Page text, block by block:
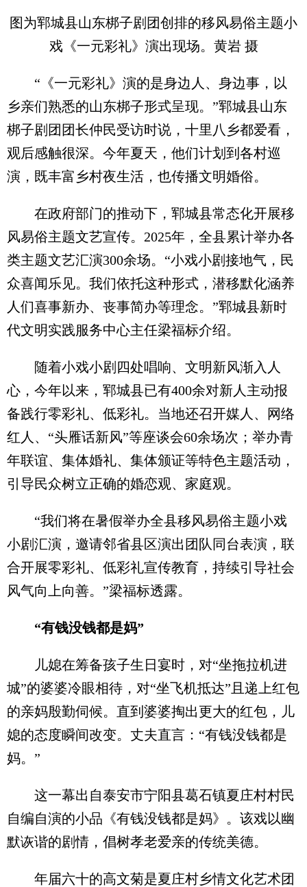
图为郓城县山东梆子剧团创排的移风易俗主题小
戏《一元彩礼》演出现场。黄岩 摄
“《一元彩礼》演的是身边人、身边事，以
乡亲们熟悉的山东梆子形式呈现。”郓城县山东
梆子剧团团长仲民受访时说，十里八乡都爱看，
观后感触很深。今年夏天，他们计划到各村巡
演，既丰富乡村夜生活，也传播文明婚俗。
在政府部门的推动下，郓城县常态化开展移
风易俗主题文艺宣传。2025年，全县累计举办各
类主题文艺汇演300余场。“小戏小剧接地气，民
众喜闻乐见。我们依托这种形式，潜移默化涵养
人们喜事新办、丧事简办等理念。”郓城县新时
代文明实践服务中心主任梁福标介绍。
随着小戏小剧四处唱响、文明新风渐入人
心，今年以来，郓城县已有400余对新人主动报
备践行零彩礼、低彩礼。当地还召开媒人、网络
红人、“头雁话新风”等座谈会60余场次；举办青
年联谊、集体婚礼、集体颁证等特色主题活动，
引导民众树立正确的婚恋观、家庭观。
“我们将在暑假举办全县移风易俗主题小戏
小剧汇演，邀请邻省县区演出团队同台表演，联
合开展零彩礼、低彩礼宣传教育，持续引导社会
风气向上向善。”梁福标透露。
“有钱没钱都是妈”
儿媳在筹备孩子生日宴时，对“坐拖拉机进
城”的婆婆冷眼相待，对“坐飞机抵达”且递上红包
的亲妈殷勤伺候。直到婆婆掏出更大的红包，儿
媳的态度瞬间改变。丈夫直言：“有钱没钱都是
妈。”
这一幕出自泰安市宁阳县葛石镇夏庄村村民
自编自演的小品《有钱没钱都是妈》。该戏以幽
默诙谐的剧情，倡树孝老爱亲的传统美德。
年届六十的高文菊是夏庄村乡情文化艺术团